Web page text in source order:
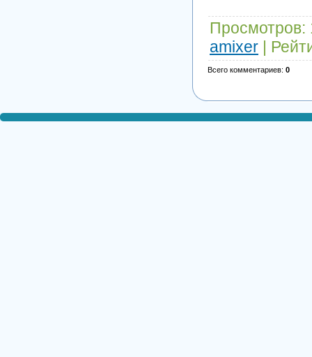
Просмотров:
amixer |
Всего комментариев: 0